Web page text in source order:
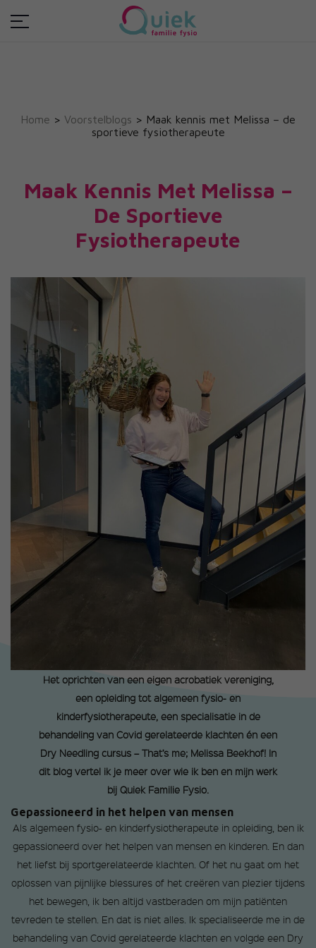
Home > Voorstelblogs > Maak kennis met Melissa – de
sportieve fysiotherapeute
Maak Kennis Met Melissa –
De Sportieve
Fysiotherapeute
Het oprichten van een eigen acrobatiek vereniging,
een opleiding tot algemeen fysio- en
kinderfysiotherapeute, een specialisatie in de
behandeling van Covid gerelateerde klachten én een
Dry Needling cursus – That’s me; Melissa Beekhof! In
dit blog vertel ik je meer over wie ik ben en mijn werk
bij Quiek Familie Fysio.
Gepassioneerd in het helpen van mensen
Als algemeen fysio- en kinderfysiotherapeute in opleiding, ben ik
gepassioneerd over het helpen van mensen en kinderen. En dan
het liefst bij sportgerelateerde klachten. Of het nu gaat om het
oplossen van pijnlijke blessures of het creëren van plezier tijdens
het bewegen, ik ben altijd vastberaden om mijn patiënten
tevreden te stellen. En dat is niet alles. Ik specialiseerde me in de
behandeling van Covid gerelateerde klachten en volgde een Dry